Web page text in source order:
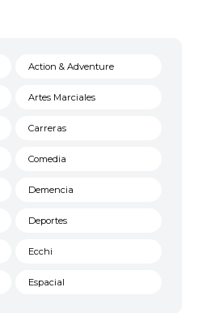
Action & Adventure
Artes Marciales
Carreras
Comedia
Demencia
Deportes
Ecchi
Espacial